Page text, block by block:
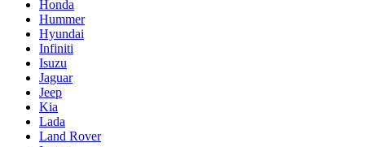
Honda
Hummer
Hyundai
Infiniti
Isuzu
Jaguar
Jeep
Kia
Lada
Land Rover